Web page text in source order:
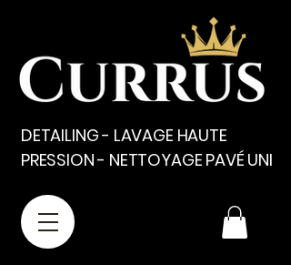
DETAILING - LAVAGE HAUTE
PRESSION - NETTOYAGE PAVÉ UNI